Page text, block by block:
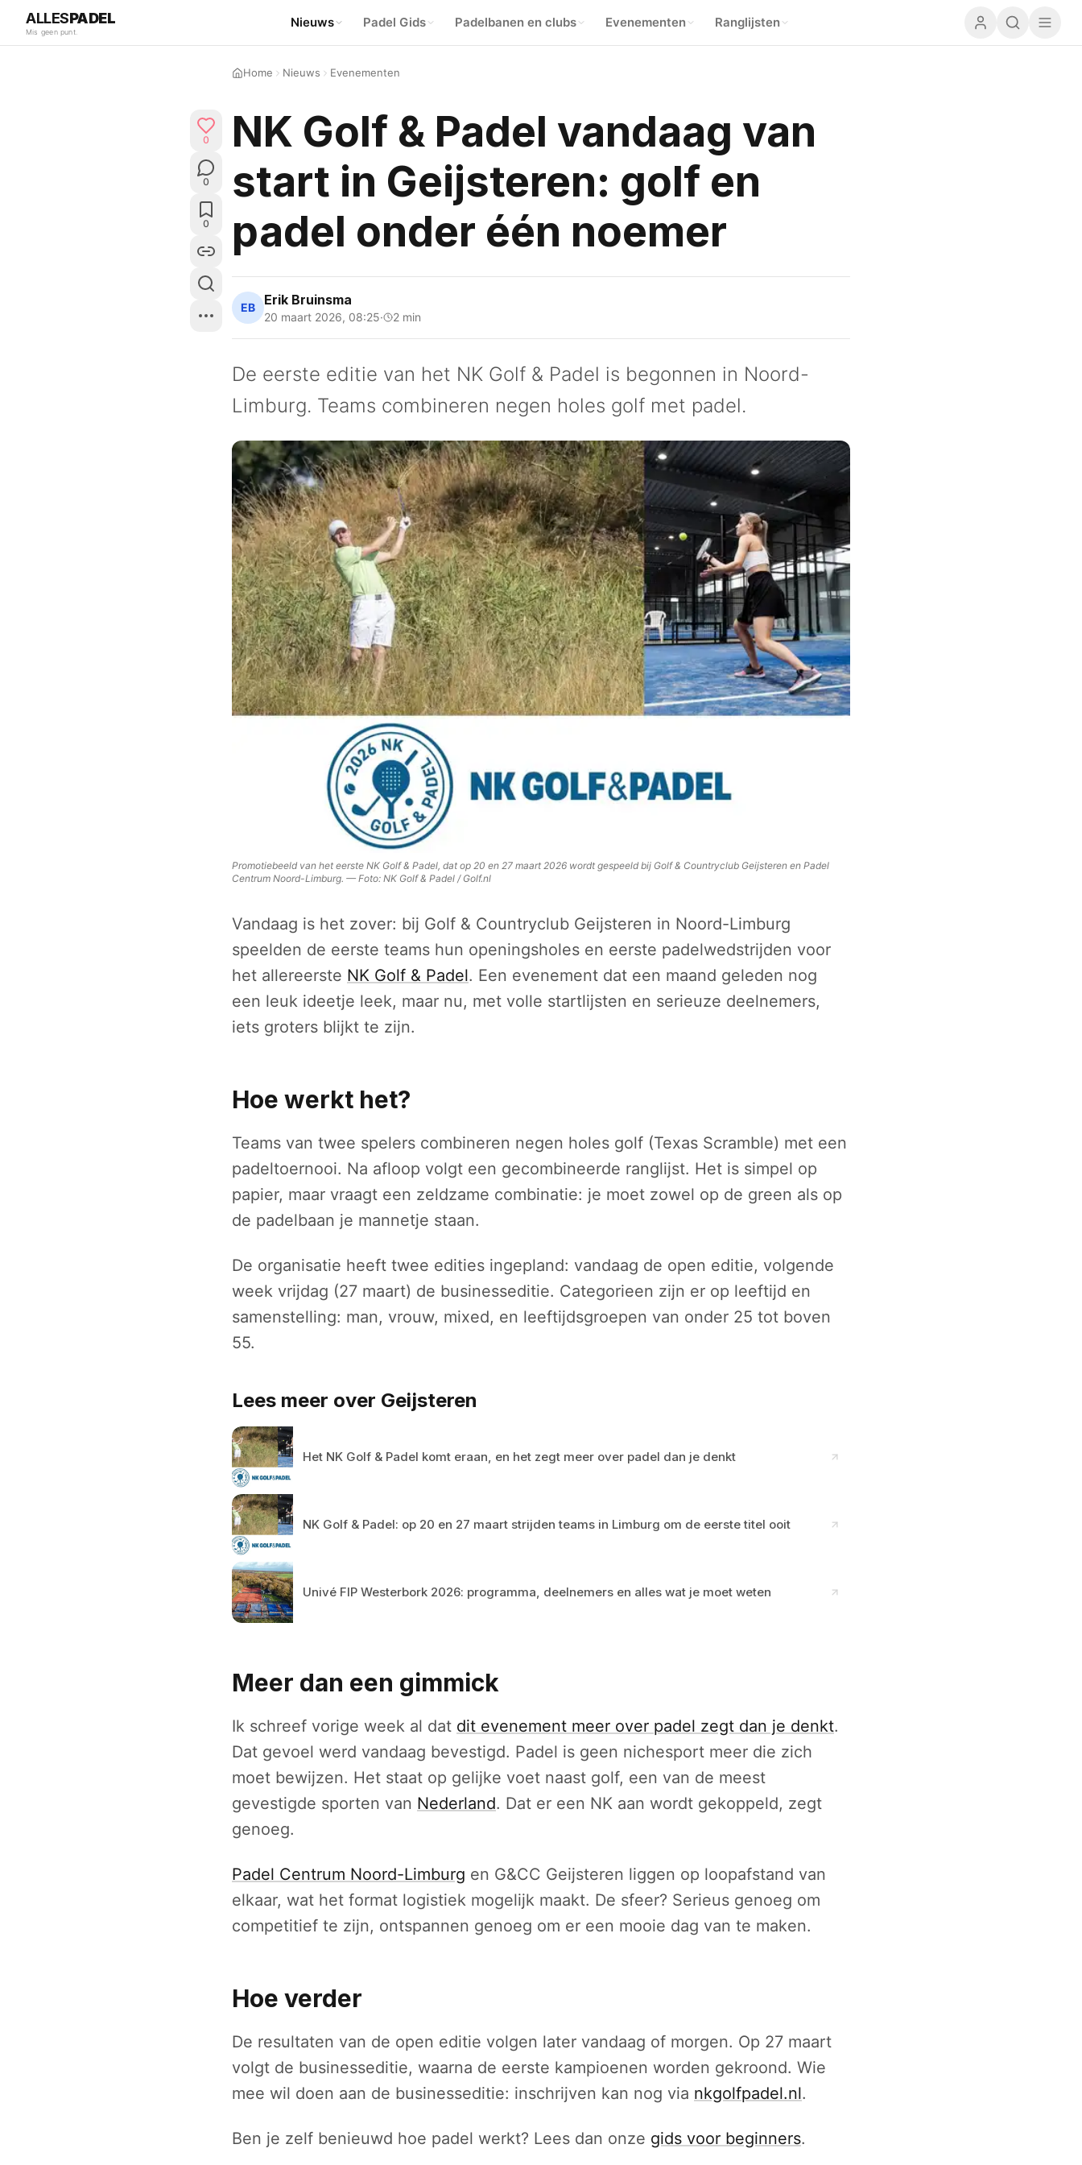
ALLESPADEL
Mis geen punt.
Nieuws Padel Gids Padelbanen en clubs Evenementen Ranglijsten
0
0
0
Home Nieuws Evenementen
NK Golf & Padel vandaag van
start in Geijsteren: golf en
padel onder één noemer
EB Erik Bruinsma
20 maart 2026, 08:25· 2 min
De eerste editie van het NK Golf & Padel is begonnen in Noord-
Limburg. Teams combineren negen holes golf met padel.
Promotiebeeld van het eerste NK Golf & Padel, dat op 20 en 27 maart 2026 wordt gespeeld bij Golf & Countryclub Geijsteren en Padel
Centrum Noord-Limburg. — Foto: NK Golf & Padel / Golf.nl
Vandaag is het zover: bij Golf & Countryclub Geijsteren in Noord-Limburg
speelden de eerste teams hun openingsholes en eerste padelwedstrijden voor
het allereerste NK Golf & Padel. Een evenement dat een maand geleden nog
een leuk ideetje leek, maar nu, met volle startlijsten en serieuze deelnemers,
iets groters blijkt te zijn.
Hoe werkt het?
Teams van twee spelers combineren negen holes golf (Texas Scramble) met een
padeltoernooi. Na afloop volgt een gecombineerde ranglijst. Het is simpel op
papier, maar vraagt een zeldzame combinatie: je moet zowel op de green als op
de padelbaan je mannetje staan.
De organisatie heeft twee edities ingepland: vandaag de open editie, volgende
week vrijdag (27 maart) de businesseditie. Categorieen zijn er op leeftijd en
samenstelling: man, vrouw, mixed, en leeftijdsgroepen van onder 25 tot boven
55.
Lees meer over Geijsteren
Het NK Golf & Padel komt eraan, en het zegt meer over padel dan je denkt
NK Golf & Padel: op 20 en 27 maart strijden teams in Limburg om de eerste titel ooit
Univé FIP Westerbork 2026: programma, deelnemers en alles wat je moet weten
Meer dan een gimmick
Ik schreef vorige week al dat dit evenement meer over padel zegt dan je denkt.
Dat gevoel werd vandaag bevestigd. Padel is geen nichesport meer die zich
moet bewijzen. Het staat op gelijke voet naast golf, een van de meest
gevestigde sporten van Nederland. Dat er een NK aan wordt gekoppeld, zegt
genoeg.
Padel Centrum Noord-Limburg en G&CC Geijsteren liggen op loopafstand van
elkaar, wat het format logistiek mogelijk maakt. De sfeer? Serieus genoeg om
competitief te zijn, ontspannen genoeg om er een mooie dag van te maken.
Hoe verder
De resultaten van de open editie volgen later vandaag of morgen. Op 27 maart
volgt de businesseditie, waarna de eerste kampioenen worden gekroond. Wie
mee wil doen aan de businesseditie: inschrijven kan nog via nkgolfpadel.nl.
Ben je zelf benieuwd hoe padel werkt? Lees dan onze gids voor beginners.